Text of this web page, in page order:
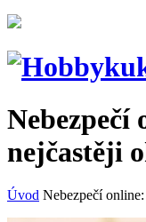
Nebezpečí
nejčastěji
Úvod Nebezpečí